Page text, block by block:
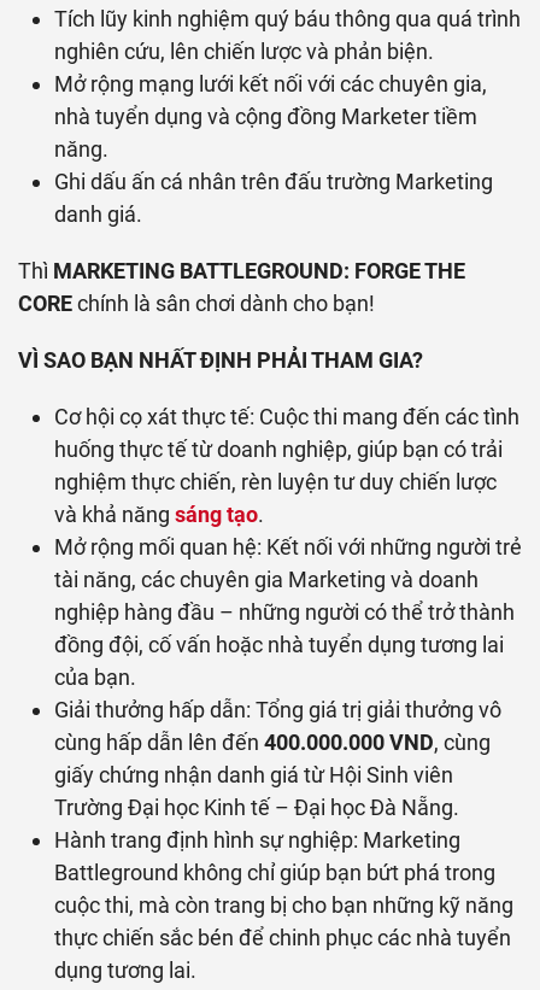
Tích lũy kinh nghiệm quý báu thông qua quá trình
nghiên cứu, lên chiến lược và phản biện.
Mở rộng mạng lưới kết nối với các chuyên gia,
nhà tuyển dụng và cộng đồng Marketer tiềm
năng.
Ghi dấu ấn cá nhân trên đấu trường Marketing
danh giá.
Thì MARKETING BATTLEGROUND: FORGE THE
COREchính là sân chơi dành cho bạn!
VÌ SAO BẠN NHẤT ĐỊNH PHẢI THAM GIA?
Cơ hội cọ xát thực tế: Cuộc thi mang đến các tình
huống thực tế từ doanh nghiệp, giúp bạn có trải
nghiệm thực chiến, rèn luyện tư duy chiến lược
và khả năng sáng tạo.
Mở rộng mối quan hệ: Kết nối với những người trẻ
tài năng, các chuyên gia Marketing và doanh
nghiệp hàng đầu – những người có thể trở thành
đồng đội, cố vấn hoặc nhà tuyển dụng tương lai
của bạn.
Giải thưởng hấp dẫn: Tổng giá trị giải thưởng vô
cùng hấp dẫn lên đến 400.000.000 VND, cùng
giấy chứng nhận danh giá từ Hội Sinh viên
Trường Đại học Kinh tế – Đại học Đà Nẵng.
Hành trang định hình sự nghiệp: Marketing
Battleground không chỉ giúp bạn bứt phá trong
cuộc thi, mà còn trang bị cho bạn những kỹ năng
thực chiến sắc bén để chinh phục các nhà tuyển
dụng tương lai.